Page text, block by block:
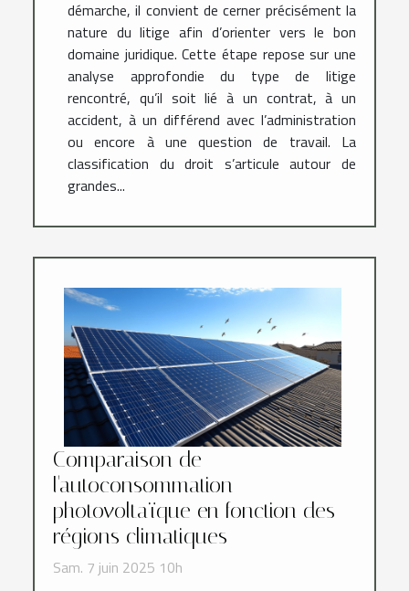
démarche, il convient de cerner précisément la
nature du litige afin d’orienter vers le bon
domaine juridique. Cette étape repose sur une
analyse approfondie du type de litige
rencontré, qu’il soit lié à un contrat, à un
accident, à un différend avec l’administration
ou encore à une question de travail. La
classification du droit s’articule autour de
grandes...
Comparaison de
l'autoconsommation
photovoltaïque en fonction des
régions climatiques
Sam. 7 juin 2025 10h